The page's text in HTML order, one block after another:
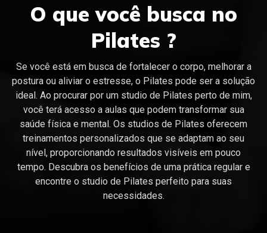
O que você busca no
Pilates ?
Se você está em busca de fortalecer o corpo, melhorar a
postura ou aliviar o estresse, o Pilates pode ser a solução
ideal. Ao procurar por um studio de Pilates perto de mim,
você terá acesso a aulas que podem transformar sua
saúde física e mental. Os studios de Pilates oferecem
treinamentos personalizados que se adaptam ao seu
nível, proporcionando resultados visíveis em pouco
tempo. Descubra os benefícios de uma prática regular e
encontre o studio de Pilates perfeito para suas
necessidades.